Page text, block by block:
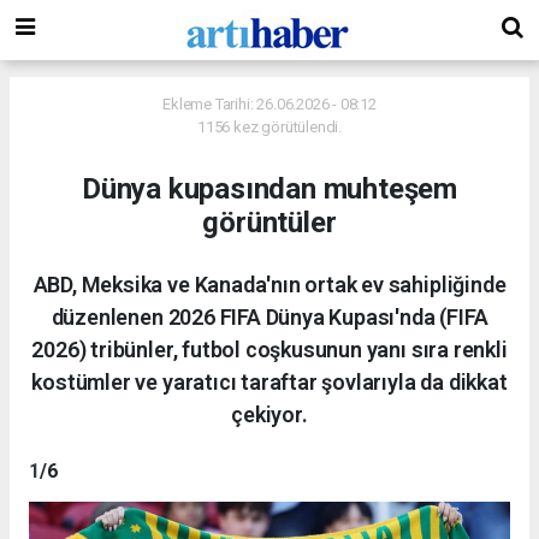
Ekleme Tarihi: 26.06.2026 - 08:12
1156 kez görütülendi.
Dünya kupasından muhteşem
görüntüler
ABD, Meksika ve Kanada'nın ortak ev sahipliğinde
düzenlenen 2026 FIFA Dünya Kupası'nda (FIFA
2026) tribünler, futbol coşkusunun yanı sıra renkli
kostümler ve yaratıcı taraftar şovlarıyla da dikkat
çekiyor.
1/6